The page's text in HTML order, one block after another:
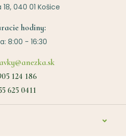
040 01 Košice
hodiny:
8:00 - 16:30
124 186
625 0411